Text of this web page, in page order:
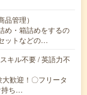
管理）
め・箱詰めをするの
ットなどの…
キル不要 / 英語力不
大歓迎！〇フリータ
持ち…